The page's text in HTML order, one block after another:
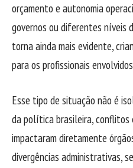
orçamento e autonomia
governos ou diferentes níveis
torna ainda mais evidente,
para os profissionais
Esse tipo de situação não é
da política brasileira,
impactaram diretamente
divergências administrativas,